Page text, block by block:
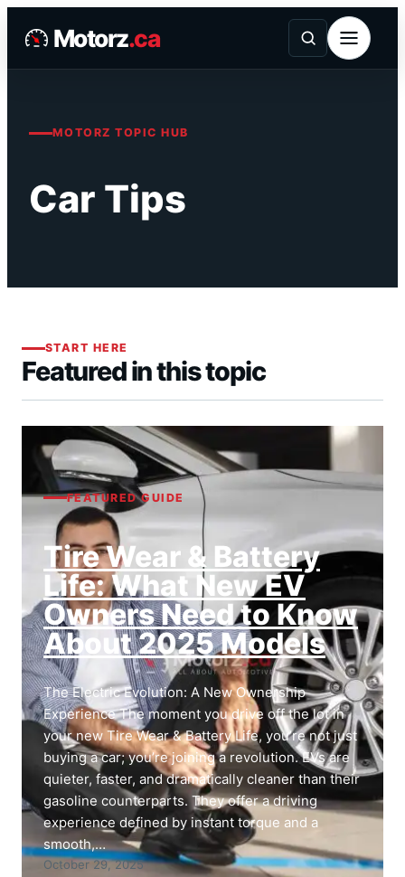
Motorz.ca
MOTORZ TOPIC HUB
Car Tips
START HERE
Featured in this topic
FEATURED GUIDE
Tire Wear & Battery
Life: What New EV
Owners Need to Know
About 2025 Models
The Electric Evolution: A New Ownership
Experience The moment you drive off the lot in
your new Tire Wear & Battery Life, you’re not just
buying a car; you’re joining a revolution. EVs are
quieter, faster, and dramatically cleaner than their
gasoline counterparts. They offer a driving
experience defined by instant torque and a
smooth,…
October 29, 2025